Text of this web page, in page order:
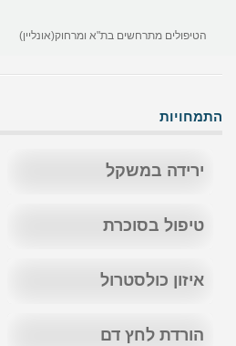
הטיפולים מתרחשים בת"א ומרחוק(אונליין)
התמחויות
ירידה במשקל
טיפול בסוכרת
איזון כולסטרול
הורדת לחץ דם